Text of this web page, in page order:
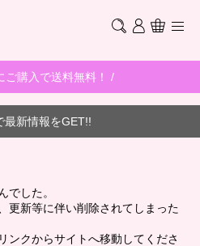
ご購入で送料無料！ /
最新情報をGET!!
でした。
更新等に伴い削除されてしまった
ンクからサイトへ移動してくださ